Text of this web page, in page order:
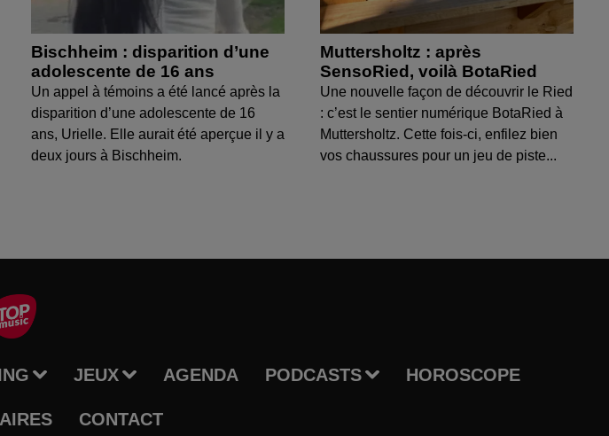
Bischheim : disparition d’une
adolescente de 16 ans
Un appel à témoins a été lancé après la
disparition d’une adolescente de 16
ans, Urielle. Elle aurait été aperçue il y a
deux jours à Bischheim.
Muttersholtz : après
SensoRied, voilà BotaRied
Une nouvelle façon de découvrir le Ried
: c’est le sentier numérique BotaRied à
Muttersholtz. Cette fois-ci, enfilez bien
vos chaussures pour un jeu de piste...
JEUX AGENDA PODCASTS HOROSCOPE
CONTACT